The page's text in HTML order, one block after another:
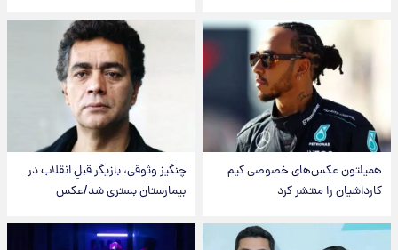
همیلتون عکس‌های خصوصی کیم‌
کارداشیان را منتشر کرد
چنگیز وثوقی، بازیگر قبلِ انقلاب در
بیمارستان بستری شد/عکس